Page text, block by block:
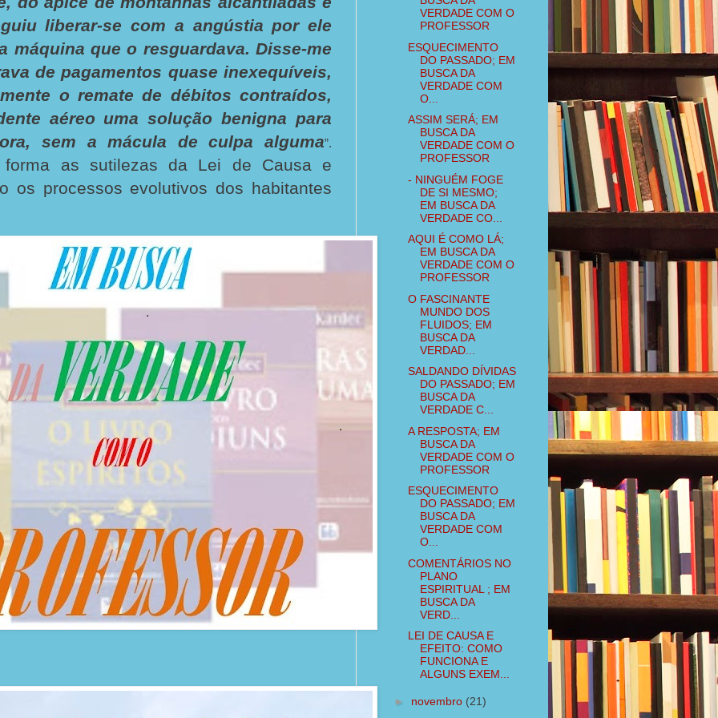
liberar-se com a angústia por ele
máquina que o resguardava. Disse-me
de pagamentos quase inexequíveis,
o remate de débitos contraídos,
aéreo uma solução benigna para
sem a mácula de culpa alguma”.
forma as sutilezas da Lei de Causa e
os processos evolutivos dos habitantes
VERDADE COM O
PROFESSOR
ESQUECIMENTO
DO PASSADO; EM
BUSCA DA
VERDADE COM
O...
ASSIM SERÁ; EM
BUSCA DA
VERDADE COM O
PROFESSOR
- NINGUÉM FOGE
DE SI MESMO;
EM BUSCA DA
VERDADE CO...
AQUI É COMO LÁ;
EM BUSCA DA
VERDADE COM O
PROFESSOR
O FASCINANTE
MUNDO DOS
FLUIDOS; EM
BUSCA DA
VERDAD...
SALDANDO DÍVIDAS
DO PASSADO; EM
BUSCA DA
VERDADE C...
A RESPOSTA; EM
BUSCA DA
VERDADE COM O
PROFESSOR
ESQUECIMENTO
DO PASSADO; EM
BUSCA DA
VERDADE COM
O...
COMENTÁRIOS NO
PLANO
ESPIRITUAL ; EM
BUSCA DA
VERD...
LEI DE CAUSA E
EFEITO: COMO
FUNCIONA E
ALGUNS EXEM...
► novembro (21)